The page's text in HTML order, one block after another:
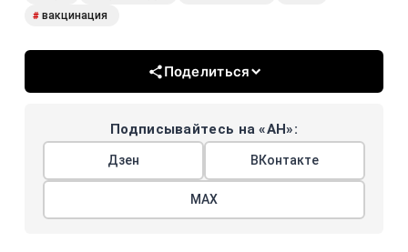
# вакцинация
Поделиться
Подписывайтесь на «АН»:
Дзен ВКонтакте
МАХ